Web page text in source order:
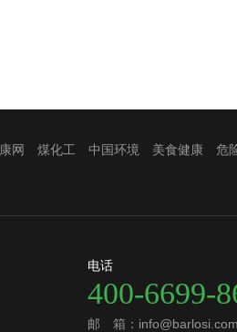
网 煤化工 中国环境 美食健康
危
电话
400-6699-
邮 箱：